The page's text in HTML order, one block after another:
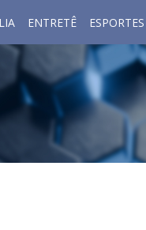
ENTRETÊ ESPORTES